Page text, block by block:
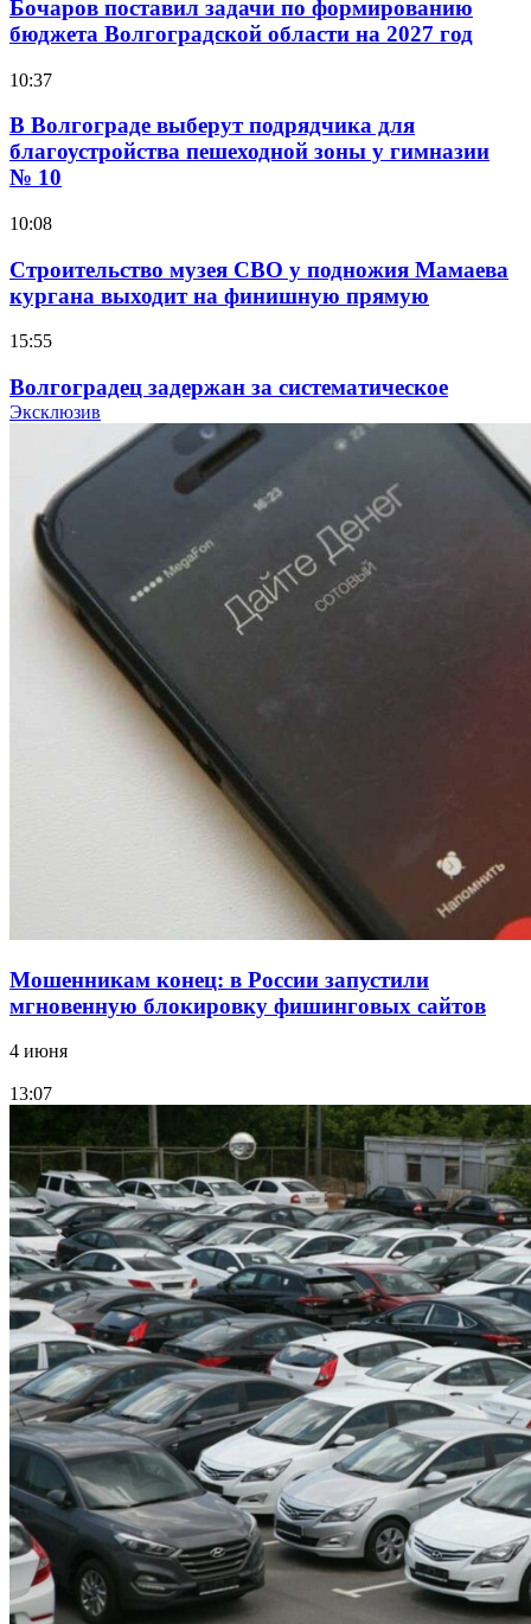
Бочаров поставил задачи по формированию
бюджета Волгоградской области на 2027 год
10:37
В Волгограде выберут подрядчика для
благоустройства пешеходной зоны у гимназии
№ 10
10:08
Строительство музея СВО у подножия Мамаева
кургана выходит на финишную прямую
15:55
Волгоградец задержан за систематическое
распространение фейков о ВС РФ
334 учреждения под контролем: в Волгограде
проверяют готовность школ и детсадов к
учебному году
13:47
Покушение на убийство в Волгограде: девушка
напала на незнакомую женщину с ножом
Сладкий праздник в Волгограде: в Центральном
парке прошёл фестиваль „Арбузный переполох“
Эксклюзив
Мошенникам конец: в России запустили
мгновенную блокировку фишинговых сайтов
4 июня
13:07